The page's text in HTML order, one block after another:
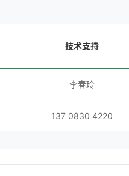
技术支持
李春玲
137 0830 4220